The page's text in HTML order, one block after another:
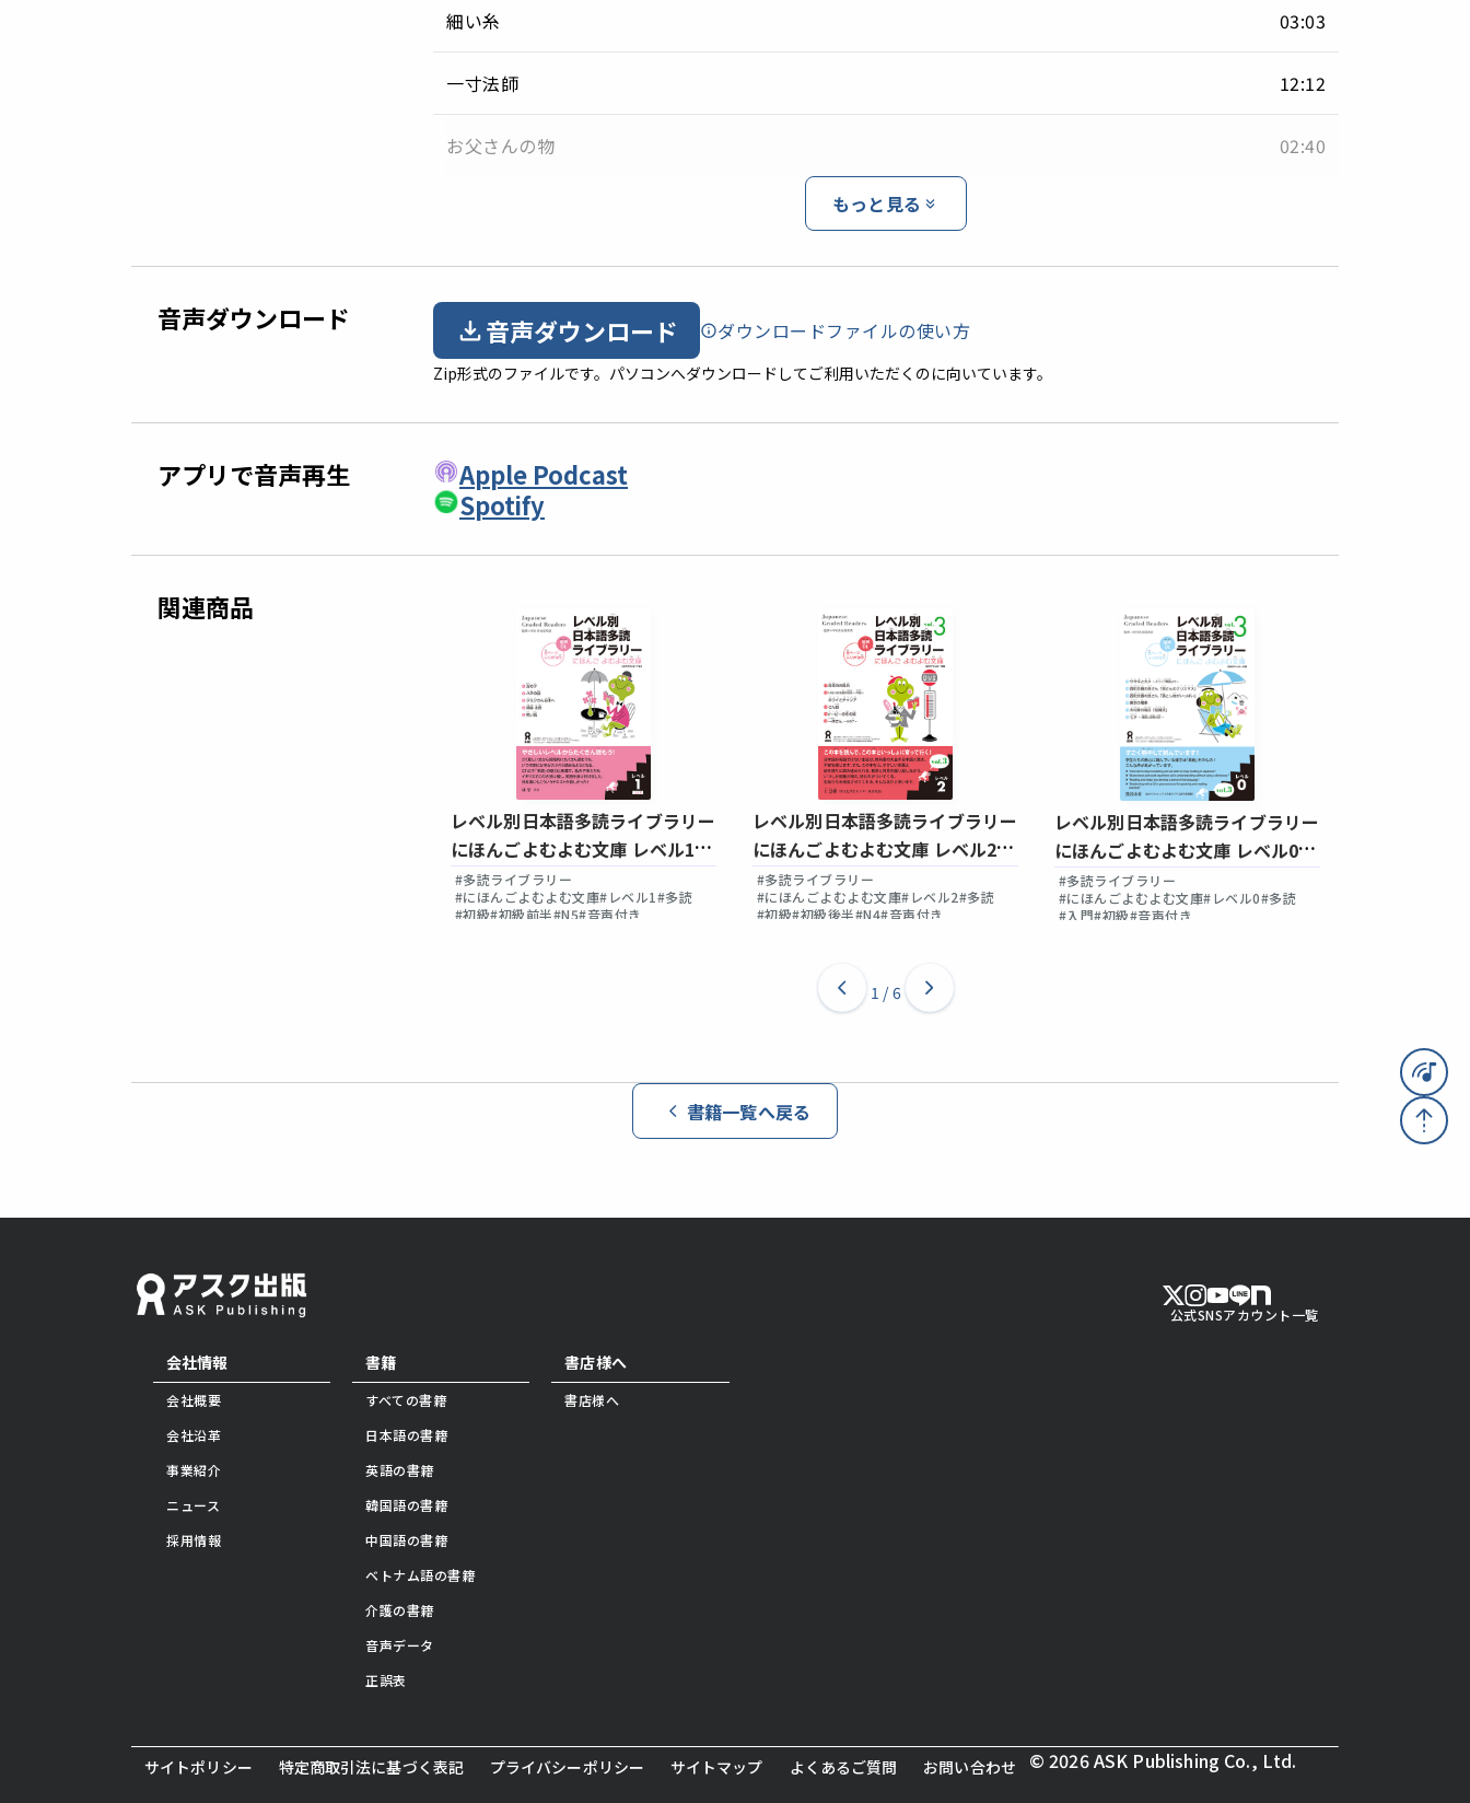
細い糸 03:03
一寸法師 12:12
お父さんの物 02:40
もっと見る
音声ダウンロード 音声ダウンロード ダウンロードファイルの使い方
Zip形式のファイルです。パソコンへダウンロードしてご利用いただくのに向いています。
アプリで音声再生
Apple Podcast
Spotify
関連商品
レベル別日本語多読ライブラリー
にほんごよむよむ文庫 レベル1
Vol.1
#多読ライブラリー
#にほんごよむよむ文庫#レベル1#多読
#初級#初級前半#N5#音声付き
レベル別日本語多読ライブラリー
にほんごよむよむ文庫 レベル2
Vol.3
#多読ライブラリー
#にほんごよむよむ文庫#レベル2#多読
#初級#初級後半#N4#音声付き
レベル別日本語多読ライブラリー
にほんごよむよむ文庫 レベル0
Vol.3
#多読ライブラリー
#にほんごよむよむ文庫#レベル0#多読
#入門#初級#音声付き
1 /6
書籍一覧へ戻る
会社情報
会社概要
会社沿革
事業紹介
ニュース
採用情報
書籍
すべての書籍
日本語の書籍
英語の書籍
韓国語の書籍
中国語の書籍
ベトナム語の書籍
介護の書籍
音声データ
正誤表
書店様へ
書店様へ
公式SNSアカウント一覧
サイトポリシー 特定商取引法に基づく表記 プライバシーポリシー サイトマップ よくあるご質問 お問い合わせ © 2026 ASK Publishing Co., Ltd.